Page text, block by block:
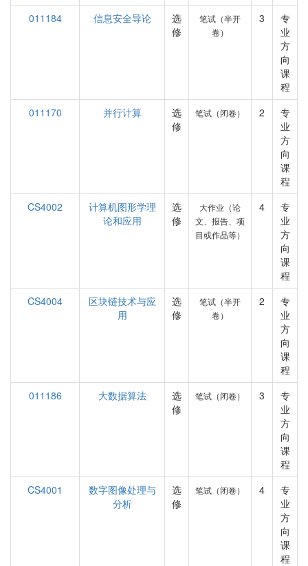
011184
信息安全导论
选
修
笔试（半开
卷）
3
专
业
方
向
课
程
011170
并行计算
选
修
笔试（闭卷） 2
专
业
方
向
课
程
CS4002
计算机图形学理
论和应用
选
修
大作业（论
文、报告、项
目或作品等）
4
专
业
方
向
课
程
CS4004
区块链技术与应
用
选
修
笔试（半开
卷）
2
专
业
方
向
课
程
011186
大数据算法
选
修
笔试（闭卷） 3
专
业
方
向
课
程
CS4001
数字图像处理与
分析
选
修
笔试（闭卷） 4
专
业
方
向
课
程